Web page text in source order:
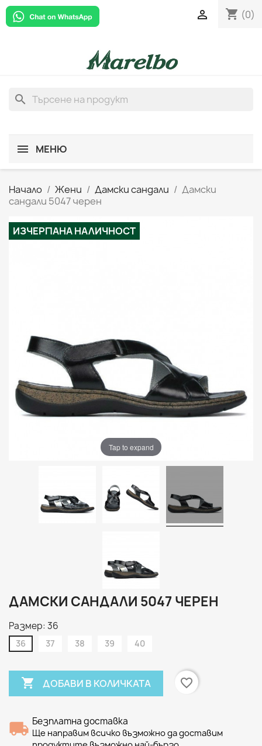
shopping_cart (0)

search
МЕНЮ
Начало Жени Дамски сандали
Дамски
сандали 5047 черен
ИЗЧЕРПАНА НАЛИЧНОСТ
Tap to expand
ДАМСКИ САНДАЛИ 5047 ЧЕРЕН
Размер: 36
36 37 38 39 40
 ДОБАВИ В КОЛИЧКАТА favorite_border
Безплатна доставка
Ще направим всичко възможно да доставим